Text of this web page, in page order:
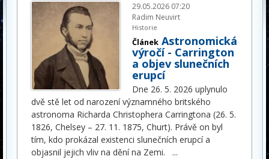
29.05.2026 07:20
Radim Neuvirt
Historie
Článek Astronomická
výročí - Carrington
a objev slunečních
erupcí
Dne 26. 5. 2026 uplynulo
dvě stě let od narození významného britského
astronoma Richarda Christophera Carringtona (26. 5.
1826, Chelsey – 27. 11. 1875, Churt). Právě on byl
tím, kdo prokázal existenci slunečních erupcí a
objasnil jejich vliv na dění na Zemi. ...